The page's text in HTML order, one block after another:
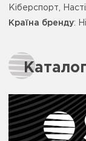
Кіберспорт,
Країна бренду: